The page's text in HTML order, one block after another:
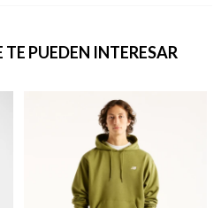
PUEDEN INTERESAR